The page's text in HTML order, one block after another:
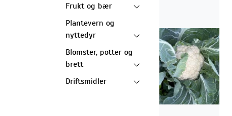
Frukt og bær
Plantevern og
nyttedyr
Blomster, potter og
brett
Driftsmidler